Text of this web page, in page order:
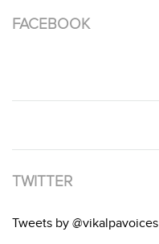
FACEBOOK
TWITTER
Tweets by @vikalpavoices